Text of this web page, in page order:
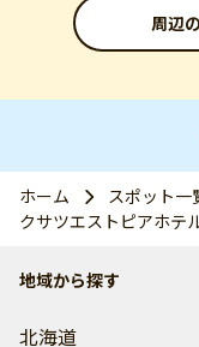
周辺
ホーム
スポット一
クサツエストピアホ
地域から探す
北海道